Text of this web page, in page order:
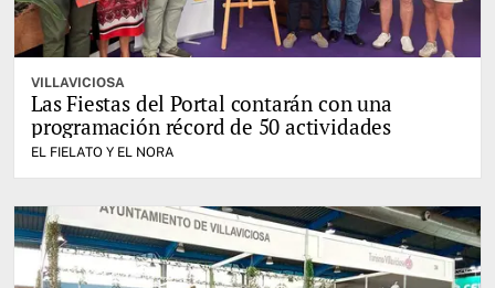
VILLAVICIOSA
Las Fiestas del Portal contarán con una
programación récord de 50 actividades
EL FIELATO Y EL NORA